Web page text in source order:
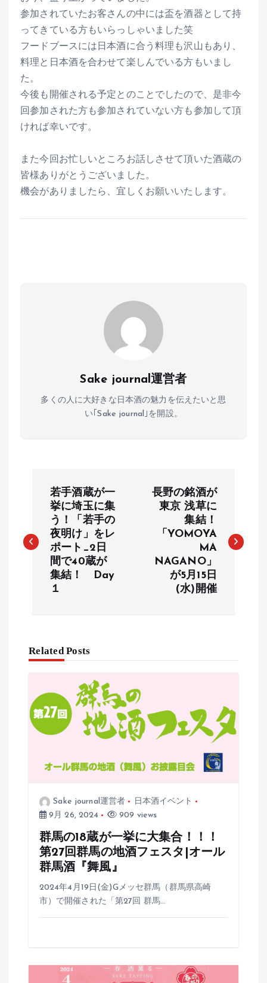
参加されていたお客さんの中には盃を酒器として持
ってきている方もいらっしゃいました笑
フードブースには日本酒に合う料理も沢山もあり、
料理と日本酒を合わせて楽しんでいる方もいまし
た。
今後も開催される予定とのことでしたので、是非今
回参加された方も参加されていない方も参加して頂
ければ幸いです。
また今回お忙しいところお話しさせて頂いた酒蔵の
皆様ありがとうございました。
機会がありましたら、宜しくお願いいたします。
Sake journal運営者
多くの人に大好きな日本酒の魅力を伝えたいと思
い｢Sake journal｣を開設。
ビ
ョ
若手酒蔵が一
挙に埼玉に集
う！「若手の
夜明け」をレ
ポート_2日
間で40蔵が
集結！ Day
１
長野の銘酒が
東京 浅草に
集結！
「YOMOYA
MA
NAGANO」
が5月15日
(水)開催
Related Posts
Sake journal運営者
日本酒イベント
9月 26, 2024
909 views
群馬の18蔵が一挙に大集合！！！
第27回群馬の地酒フェスタ|オール
群馬酒『舞風』
2024年4月19日(金)Gメッセ群馬（群馬県高崎
市）で開催された「第27回 群馬…